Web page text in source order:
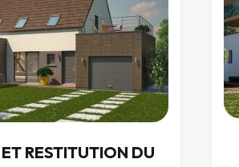
RESTITUTION DU